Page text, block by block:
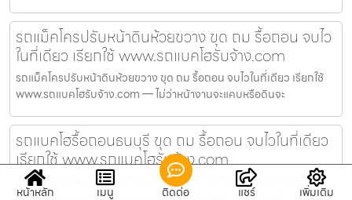
รถแม็คโครปรับหน้าดินห้วยขวาง ขุด ถม รื้อถอน จบไว
ในที่เดียว เรียกใช้ www.รถแบคโฮรับจ้าง.com
รถแม็คโครปรับหน้าดินห้วยขวาง ขุด ถม รื้อถอน จบไวในที่เดียว เรียกใช้
www.รถแบคโฮรับจ้าง.com — ไม่ว่าหน้างานจะแคบหรือดินจะ
รถแบคโฮรื้อถอนธนบุรี ขุด ถม รื้อถอน จบไวในที่เดียว
เรียกใช้ www.รถแบคโฮรับจ้าง.com
รถแบคโฮรื้อถอนธนบุรี ขุด ถม รื้อถอน จบไวในที่เดียว เรียกใช้ www.รถ
หน้าหลัก เมนู ติดต่อ แชร์ เพิ่มเติม